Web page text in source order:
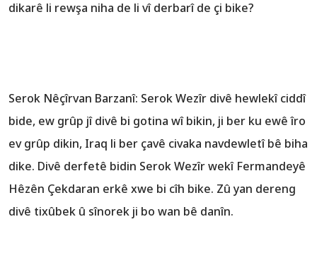
dikarê li rewşa niha de li vî derbarî de çi bike?
Serok Nêçîrvan Barzanî: Serok Wezîr divê hewlekî ciddî
bide, ew grûp jî divê bi gotina wî bikin, ji ber ku ewê îro
ev grûp dikin, Iraq li ber çavê civaka navdewletî bê biha
dike. Divê derfetê bidin Serok Wezîr wekî Fermandeyê
Hêzên Çekdaran erkê xwe bi cîh bike. Zû yan dereng
divê tixûbek û sînorek ji bo wan bê danîn.